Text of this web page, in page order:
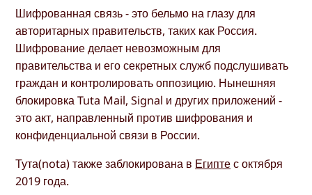
Шифрованная связь - это бельмо на глазу для
авторитарных правительств, таких как Россия.
Шифрование делает невозможным для
правительства и его секретных служб подслушивать
граждан и контролировать оппозицию. Нынешняя
блокировка Tuta Mail, Signal и других приложений -
это акт, направленный против шифрования и
конфиденциальной связи в России.
Тута(nota) также заблокирована в Египтес октября
2019 года.